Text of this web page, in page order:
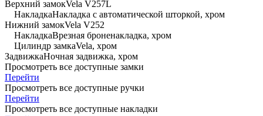
Верхний замокVela V257L
НакладкаНакладка с автоматической шторкой, хром
Нижний замокVela V252
НакладкаВрезная броненакладка, хром
Цилиндр замкаVela, хром
ЗадвижкаНочная задвижка, хром
Просмотреть все доступные замки
Перейти
Просмотреть все доступные ручки
Перейти
Просмотреть все доступные накладки